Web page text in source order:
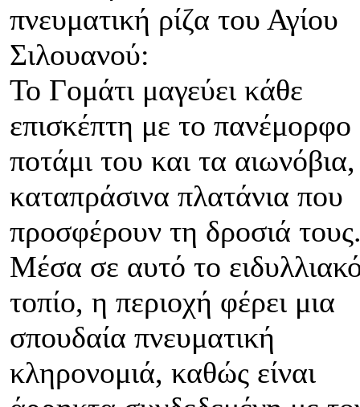
πνευματική ρίζα του Αγίου
Σιλουανού:
Το Γομάτι μαγεύει κάθε
επισκέπτη με το πανέμορφο
ποτάμι του και τα αιωνόβια,
καταπράσινα πλατάνια που
προσφέρουν τη δροσιά
Μέσα σε αυτό το
τοπίο, η περιοχή φέρει μια
σπουδαία πνευματική
κληρονομιά, καθώς είναι